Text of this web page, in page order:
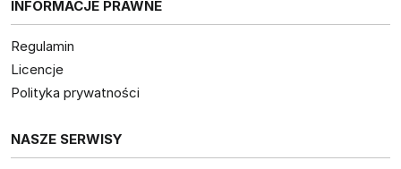
INFORMACJE PRAWNE
Regulamin
Licencje
Polityka prywatności
NASZE SERWISY